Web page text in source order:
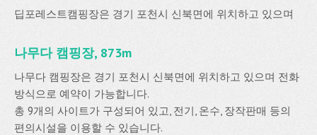
딥포레스트캠핑장은 경기 포천시 신북면에 위치하고 있으며
나무다 캠핑장, 873m
나무다 캠핑장은 경기 포천시 신북면에 위치하고 있으며 전화
방식으로 예약이 가능합니다.
총 9개의 사이트가 구성되어 있고, 전기, 온수, 장작판매 등의
편의시설을 이용할 수 있습니다.